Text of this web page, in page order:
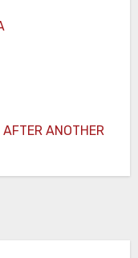
ANOTHER